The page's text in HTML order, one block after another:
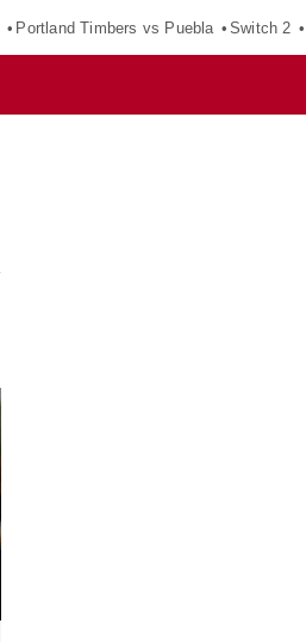
Portland Timbers vs Puebla Switch 2